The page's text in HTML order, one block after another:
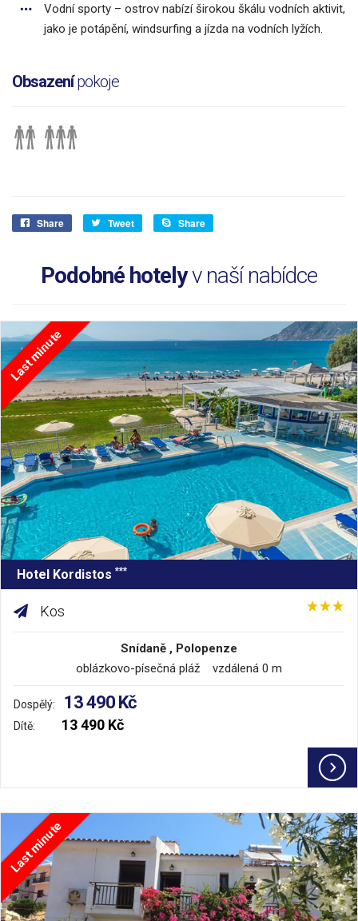
Vodní sporty – ostrov nabízí širokou škálu vodních aktivit,
jako je potápění, windsurfing a jízda na vodních lyžích.
Obsazenípokoje
Share Tweet Share
Podobné hotelyv naší nabídce
Last minute
Hotel Kordistos ***
Kos
Snídaně , Polopenze
oblázkovo-písečná pláž vzdálená 0 m
Dospělý: 13 490 Kč
Dítě: 13 490 Kč
Last minute